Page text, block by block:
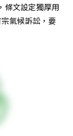
條文設定獨厚用
氣候訴訟，要